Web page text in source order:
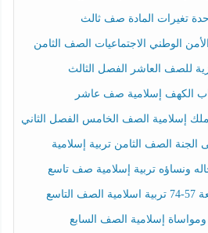
تغيرات المادة صف ثالث
الوطني الاجتماعيات الصف الثامن
للصف العاشر الفصل الثالث
الكهف إسلامية صف عاشر
إسلامية الصف الخامس الفصل الثاني
الصف الثامن تربية إسلامية
ونساؤه تربية إسلامية صف تاسع
إسلامية الصف السابع